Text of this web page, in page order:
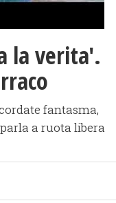
la verita'.
fantasma,
a ruota libera